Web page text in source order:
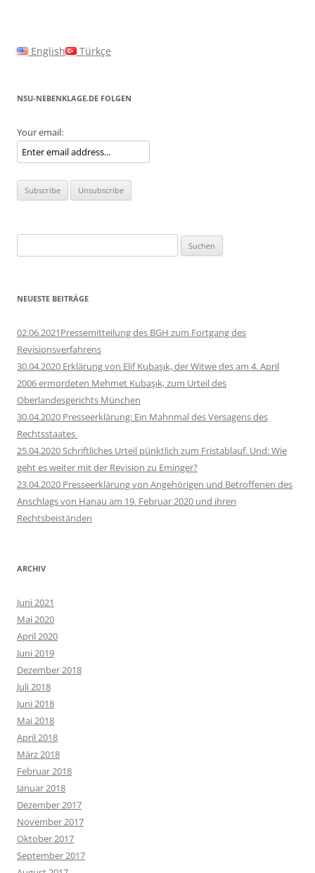
English Türkçe
NSU-NEBENKLAGE.DE FOLGEN
Your email:
nach:
NEUESTE BEITRÄGE
02.06.2021Pressemitteilung des BGH zum Fortgang des
Revisionsverfahrens
30.04.2020 Erklärung von Elif Kubaşık, der Witwe des am 4. April
2006 ermordeten Mehmet Kubaşık, zum Urteil des
Oberlandesgerichts München
30.04.2020 Presseerklärung: Ein Mahnmal des Versagens des
Rechtsstaates
25.04.2020 Schriftliches Urteil pünktlich zum Fristablauf. Und: Wie
geht es weiter mit der Revision zu Eminger?
23.04.2020 Presseerklärung von Angehörigen und Betroffenen des
Anschlags von Hanau am 19. Februar 2020 und ihren
Rechtsbeiständen
ARCHIV
Juni 2021
Mai 2020
April 2020
Juni 2019
Dezember 2018
Juli 2018
Juni 2018
Mai 2018
April 2018
März 2018
Februar 2018
Januar 2018
Dezember 2017
November 2017
Oktober 2017
September 2017